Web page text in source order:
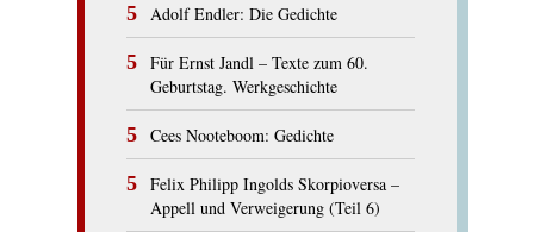
Adolf Endler: Die Gedichte
Für Ernst Jandl – Texte zum 60.
Geburtstag. Werkgeschichte
Cees Nooteboom: Gedichte
Felix Philipp Ingolds Skorpioversa –
Appell und Verweigerung (Teil 6)